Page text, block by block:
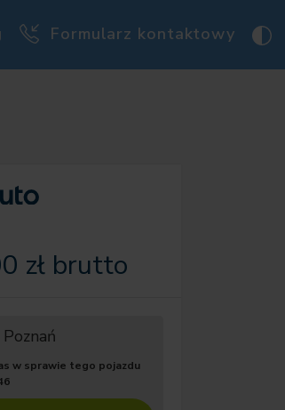
Formularz kontaktowy
zł brutto
w sprawie tego pojazdu